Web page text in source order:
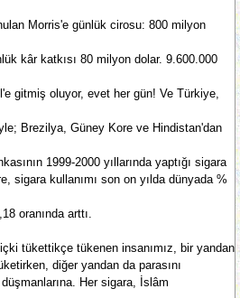
Morris'e günlük cirosu: 800 milyon
kâr katkısı 80 milyon dolar. 9.600.000
gitmiş oluyor, evet her gün! Ve Türkiye,
Brezilya, Güney Kore ve Hindistan'dan
1999-2000 yıllarında yaptığı sigara
sigara kullanımı son on yılda dünyada %
oranında arttı.
tükettikçe tükenen insanımız, bir yandan
diğer yandan da parasını
Her sigara, İslâm